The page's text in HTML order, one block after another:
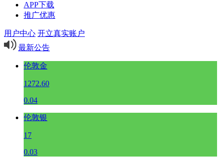
APP下载
推广优惠
用户中心 开立真实账户
最新公告
伦敦金
1272.60
0.04
伦敦银
17
0.03